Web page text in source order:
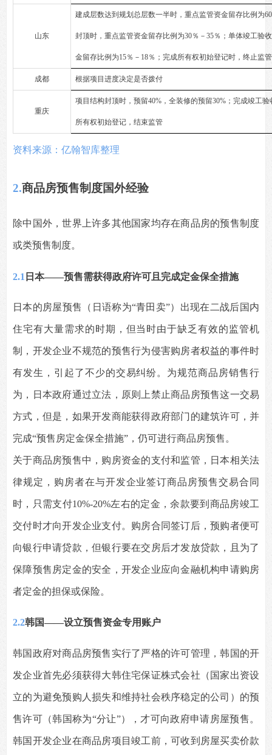
山东
建成层数达到规划总层数一半时，重点监管资金留存比例为
封顶时，重点监管资金留存比例为30％－35％；单体竣工验
金留存比例为15％－18％；完成所有权初始登记时，终止监
成都 根据项目进度决定是否拨付
重庆
项目结构封顶时，预留40%，全装修的预留30%；完成竣工
所有权初始登记，结束监管
资料来源：亿翰智库整理
2.商品房预售制度国外经验
除中国外，世界上许多其他国家均存在商品房的预售制度
或类预售制度。
2.1 日本——预售需获得政府许可且完成定金保全措施
日本的房屋预售（日语称为“青田卖”）出现在二战后国内
住宅有大量需求的时期，但当时由于缺乏有效的监管机
制，开发企业不规范的预售行为侵害购房者权益的事件时
有发生，引起了不少的交易纠纷。为规范商品房销售行
为，日本政府通过立法，原则上禁止商品房预售这一交易
方式，但是，如果开发商能获得政府部门的建筑许可，并
完成“预售房定金保全措施”，仍可进行商品房预售。
关于商品房预售中，购房资金的支付和监管，日本相关法
律规定，购房者在与开发企业签订商品房预售交易合同
时，只需支付10%-20%左右的定金，余款要到商品房竣工
交付时才向开发企业支付。购房合同签订后，预购者便可
向银行申请贷款，但银行要在交房后才发放贷款，且为了
保障预售房定金的安全，开发企业应向金融机构申请购房
者定金的担保或保险。
2.2韩国——设立预售资金专用账户
韩国政府对商品房预售实行了严格的许可管理，韩国的开
发企业首先必须获得大韩住宅保证株式会社（国家出资设
立的为避免预购人损失和维持社会秩序稳定的公司）的预
售许可（韩国称为“分让”），才可向政府申请房屋预售。
韩国开发企业在商品房项目竣工前，可收到房屋买卖价款